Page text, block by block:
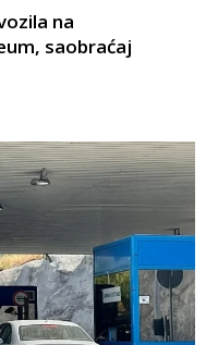
na
saobraćaj